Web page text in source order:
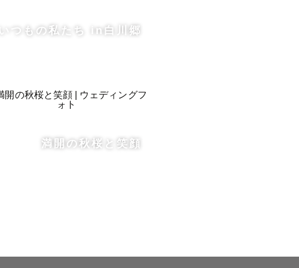
いつもの私たち in白川郷
満開の秋桜と笑顔